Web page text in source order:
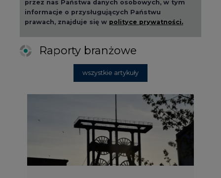
przez nas Państwa danych osobowych, w tym
informacje o przysługujących Państwu
prawach, znajduje się w polityce prywatności.
Raporty branżowe
wszystkie artykuły